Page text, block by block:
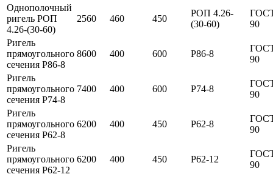
Однополочный
ригель РОП
4.26-(30-60)
2560 460 450
РОП 4.26-
(30-60)
90
Ригель
прямоугольного
сечения Р86-8
8600 400 600 Р86-8
90
Ригель
прямоугольного
сечения Р74-8
7400 400 600 Р74-8
90
Ригель
прямоугольного
сечения Р62-8
6200 400 450 Р62-8
90
Ригель
прямоугольного
сечения Р62-12
6200 400 450 Р62-12
90